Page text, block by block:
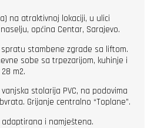
na atraktivnoj lokaciji, u ulici
općina Centar, Sarajevo.
stambene zgrade sa liftom.
sobe sa trpezarijom, kuhinje i
m2.
stolarija PVC, na podovima
Grijanje centralno “Toplane”.
i namještena.